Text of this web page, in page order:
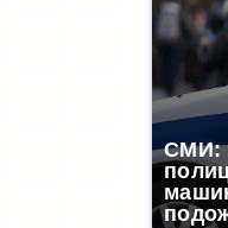
СМИ: